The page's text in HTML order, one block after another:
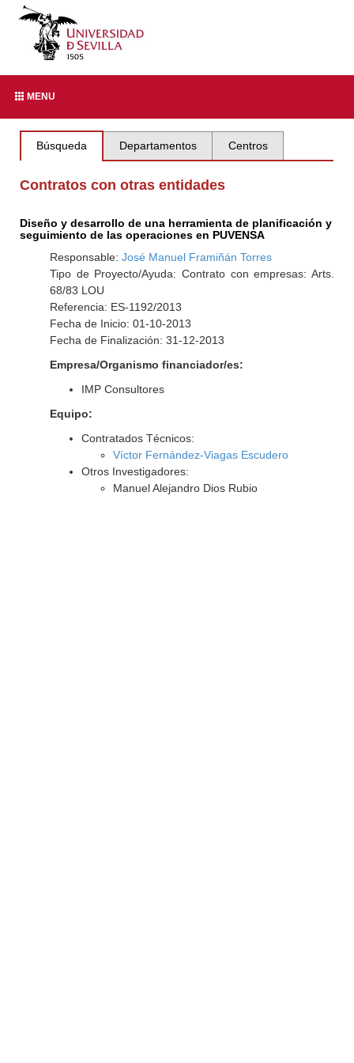
MENU
Búsqueda Departamentos Centros
Contratos con otras entidades
Diseño y desarrollo de una herramienta de planificación y
seguimiento de las operaciones en PUVENSA
Responsable: José Manuel Framiñán Torres
Tipo de Proyecto/Ayuda: Contrato con empresas: Arts.
68/83 LOU
Referencia: ES-1192/2013
Fecha de Inicio: 01-10-2013
Fecha de Finalización: 31-12-2013
Empresa/Organismo financiador/es:
IMP Consultores
Equipo:
Contratados Técnicos:
Víctor Fernández-Viagas Escudero
Otros Investigadores:
Manuel Alejandro Dios Rubio